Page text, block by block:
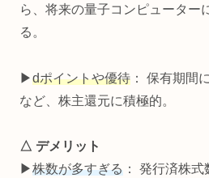
ら、将来の量子コンピューター
る。
▶dポイントや優待 ： 保有期間
など、株主還元に積極的。
△ デメリット
▶株数が多すぎる ： 発行済株